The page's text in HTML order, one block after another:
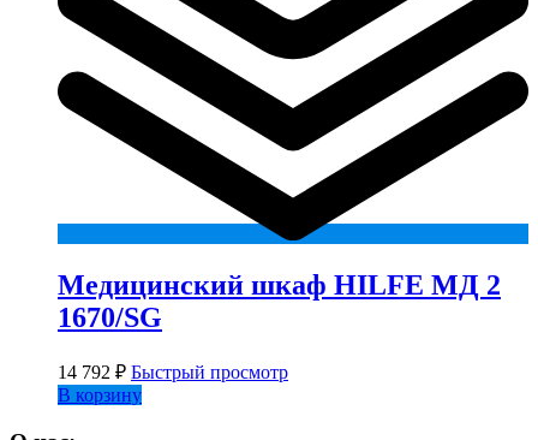
Медицинский шкаф HILFE МД 2
1670/SG
14 792 ₽ Быстрый просмотр
В корзину